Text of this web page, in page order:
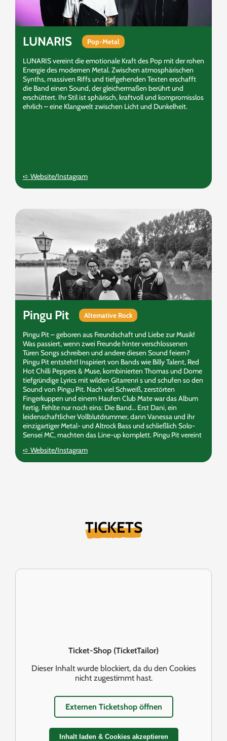
LUNARIS Pop-Metal
LUNARIS vereint die emotionale Kraft des Pop mit der rohen
Energie des modernen Metal. Zwischen atmosphärischen
Synths, massiven Riffs und tiefgehenden Texten erschafft
die Band einen Sound, der gleichermaßen berührt und
erschüttert. Ihr Stil ist sphärisch, kraftvoll und kompromisslos
ehrlich – eine Klangwelt zwischen Licht und Dunkelheit.
➪ Website/Instagram
Pingu Pit Alternative Rock
Pingu Pit – geboren aus Freundschaft und Liebe zur Musik!
Was passiert, wenn zwei Freunde hinter verschlossenen
Türen Songs schreiben und andere diesen Sound feiern?
Pingu Pit entsteht! Inspiriert von Bands wie Billy Talent, Red
Hot Chilli Peppers & Muse, kombinierten Thomas und Dome
tiefgründige Lyrics mit wilden Gitarrenri s und schufen so den
Sound von Pingu Pit. Nach viel Schweiß, zerstörten
Fingerkuppen und einem Haufen Club Mate war das Album
fertig. Fehlte nur noch eins: Die Band… Erst Dani, ein
leidenschaftlicher Vollblutdrummer, dann Vanessa und ihr
einzigartiger Metal- und Altrock Bass und schließlich Solo-
Sensei MC, machten das Line-up komplett. Pingu Pit vereint
unorthodoxe Akkorde, treibende Drums, melodiösen Bass
und ungezähmte Vocals – ein Rock- Erlebnis, das im Ohr
➪ Website/Instagram
TICKETS
Ticket-Shop (TicketTailor)
Dieser Inhalt wurde blockiert, da du den Cookies
nicht zugestimmt hast.
Externen Ticketshop öffnen
Inhalt laden & Cookies akzeptieren